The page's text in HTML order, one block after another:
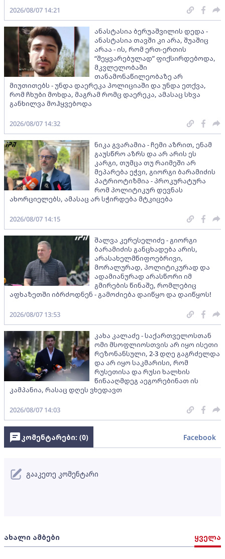
2026/08/07 14:21
ანასტასია ბერუაშვილის დედა -
ანასტასია თავში კი არა, შუაშიც
არაა - ის, რომ ერთ-ერთის
“შეყვარებულად” ფიქსირდებოდა,
მკვლელობაში
თანამონაწილეობაზე არ
მიუთითებს - უნდა დაერეკა პოლიციაში და უნდა ეთქვა,
რომ ჩხუბი მოხდა, მაგრამ რომც დაერეკა, ამასაც სხვა
განხილვა მოჰყვებოდა
2026/08/07 14:32
ნიკა გვარამია - ჩემი აზრით, ენამ
გაუსწრო აზრს და არ არის ეს
კარგი, თუმცა თუ რაიმეში არ
მეპარება ეჭვი, გიორგი ბარამიძის
პატრიოტიზმია - პროკურატურა
რომ პოლიტიკურ დევნას
ახორციელებს, ამასაც არ სჭირდება მტკიცება
2026/08/07 14:15
შალვა კერესელიძე - გიორგი
ბარამიძის განცხადება არის,
არასახელმწიფოებრივი,
მორალურად, პოლიტიკურად და
ადამიანურად არასწორი იმ
გმირების წინაშე, რომლებიც
აფხაზეთში იბრძოდნენ - გამოძიება დაიწყო და დაიწყოს!
2026/08/07 13:53
კახა კალაძე - საქართველოსთან
ომი მსოფლიოსთვის არ იყო ისეთი
რეზონანსული, 2-3 დღე გაგრძელდა
და არ იყო საკმარისი, რომ
რუსეთისა და რუსი ხალხის
წინააღმდეგ აეგორებინათ ის
კამპანია, რასაც დღეს ვხედავთ
2026/08/07 14:03
ახალი ამბები ყველა
კომენტარები: (0) Facebook
გააკეთე კომენტარი